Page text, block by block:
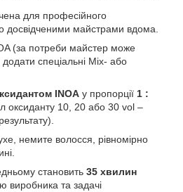
для професійного
досвідченими майстрами вдома.
(за потреби майстер може
додати спеціальні Mix- або
INOA у пропорції 1 :
10, 20 або 30 vol –
немите волосся, рівномірно
становить 35 хвилин
виробника та задачі